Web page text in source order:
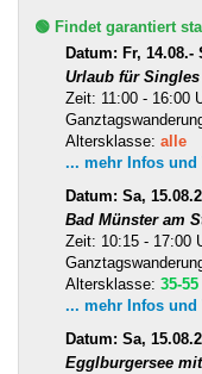
🟢 Findet garantiert
Datum: Fr, 14.08.-
Urlaub für
Zeit: 11:00 - 16:00
Altersklasse: alle
... mehr Infos und
Datum: Sa,
Bad Münster am
Zeit: 10:15 - 17:00
Altersklasse: 35-55
... mehr Infos und
Datum: Sa,
Egglburgersee